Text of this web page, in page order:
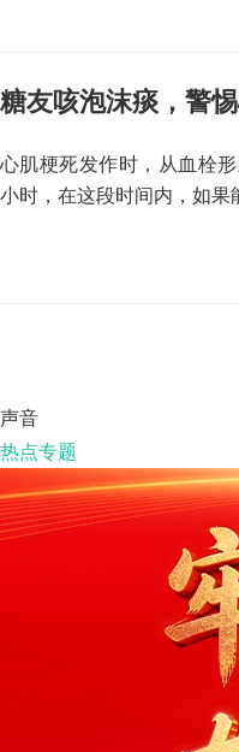
糖友咳泡沫痰，警
心肌梗死发作时，从血栓
小时，在这段时间内，如
声音
热点专题